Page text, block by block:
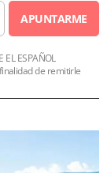
APUNTARME
EL ESPAÑOL
de remitirle